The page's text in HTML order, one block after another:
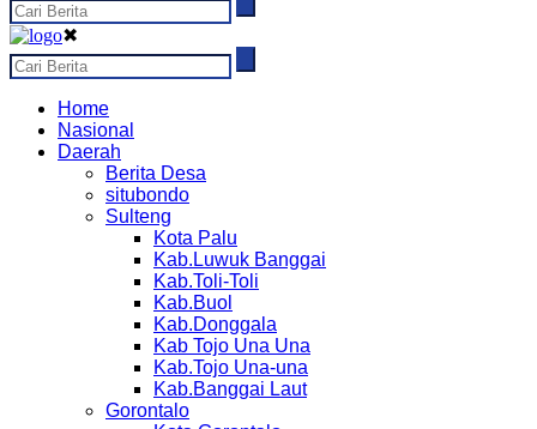
✖
Home
Nasional
Daerah
Berita Desa
situbondo
Sulteng
Kota Palu
Kab.Luwuk Banggai
Kab.Toli-Toli
Kab.Buol
Kab.Donggala
Kab Tojo Una Una
Kab.Tojo Una-una
Kab.Banggai Laut
Gorontalo